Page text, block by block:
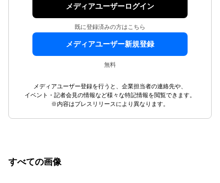
メディアユーザーログイン
既に登録済みの方はこちら
メディアユーザー新規登録
無料
メディアユーザー登録を行うと、企業担当者の連絡先や、
イベント・記者会見の情報など様々な特記情報を閲覧できます。
※内容はプレスリリースにより異なります。
すべての画像